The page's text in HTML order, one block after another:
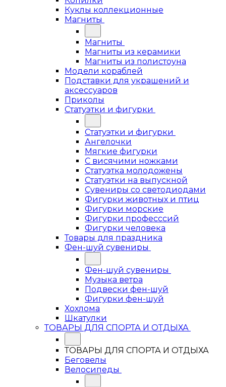
Куклы коллекционные
Магниты
Магниты
Магниты из керамики
Магниты из полистоуна
Модели кораблей
Подставки для украшений и
аксессуаров
Приколы
Статуэтки и фигурки
Статуэтки и фигурки
Ангелочки
Мягкие фигурки
С висячими ножками
Статуэтка молодожены
Статуэтки на выпускной
Сувениры со светодиодами
Фигурки животных и птиц
Фигурки морские
Фигурки професссий
Фигурки человека
Товары для праздника
Фен-шуй сувениры
Фен-шуй сувениры
Музыка ветра
Подвески фен-шуй
Фигурки фен-шуй
Хохлома
Шкатулки
ТОВАРЫ ДЛЯ СПОРТА И ОТДЫХА
ТОВАРЫ ДЛЯ СПОРТА И ОТДЫХА
Беговелы
Велосипеды